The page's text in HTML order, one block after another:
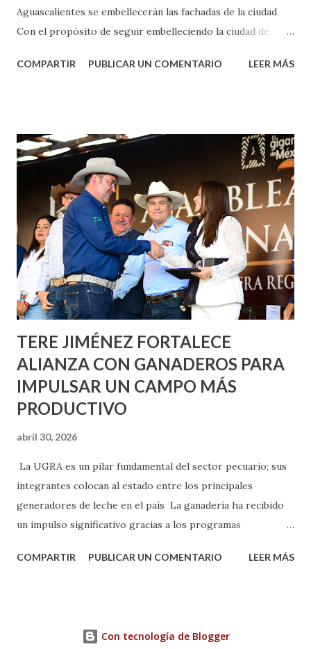
Aguascalientes se embellecerán las fachadas de la ciudad
Con el propósito de seguir embelleciendo la ciudad de
municipal, Leo Montañez dio inicio al programa
Corazón Urbano y el Municipio capital. Leo Montañez
informó que en este programa se usarán cerca de 90 mil
metros cuadrados de pintura, para dar inicio en la calle
Nieto, entre Jesús F. Elizondo y la calle 22 de Octubre, con
lo que se aplicará pintura en 66 casas. Posteriormente se
llevará este programa a Villas de Nuestra Señora de la
Asunción, Avenida Alameda y Decreto 27 de Septiembre, en
los edificios FOVISSSTE Ojo de Agua, en la comunidad
Norias de Paso Hondo y en los edificios de...
COMPARTIR PUBLICAR UN COMENTARIO LEER MÁS
TERE JIMÉNEZ FORTALECE
ALIANZA CON GANADEROS PARA
IMPULSAR UN CAMPO MÁS
PRODUCTIVO
abril 30, 2026
La UGRA es un pilar fundamental del sector pecuario; sus
integrantes colocan al estado entre los principales
generadores de leche en el país La ganadería ha recibido
un impulso significativo gracias a los programas
muestra de su respaldo firme y decidido al campo, la
compromiso de trabajar de la mano con los productores
COMPARTIR PUBLICAR UN COMENTARIO LEER MÁS
Con tecnología de Blogger